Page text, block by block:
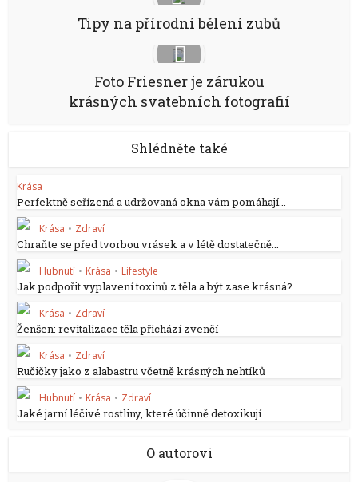
Tipy na přírodní bělení zubů
Foto Friesner je zárukou
krásných svatebních fotografií
Shlédněte také
Krása
Perfektně seřízená a udržovaná okna vám pomáhají...
Krása • Zdraví
Chraňte se před tvorbou vrásek a v létě dostatečně...
Hubnutí • Krása • Lifestyle
Jak podpořit vyplavení toxinů z těla a být zase krásná?
Krása • Zdraví
Ženšen: revitalizace těla přichází zvenčí
Krása • Zdraví
Ručičky jako z alabastru včetně krásných nehtíků
Hubnutí • Krása • Zdraví
Jaké jarní léčivé rostliny, které účinně detoxikují...
O autorovi